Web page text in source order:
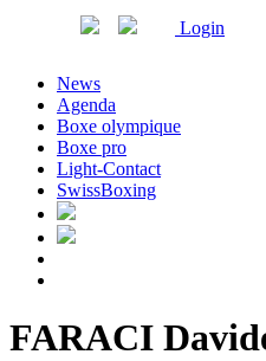
Login
News
Agenda
Boxe olympique
Boxe pro
Light-Contact
SwissBoxing
FARACI